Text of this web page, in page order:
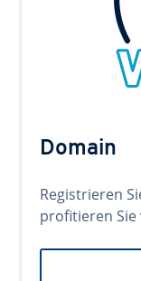
Domain
Registrieren
profitieren Sie